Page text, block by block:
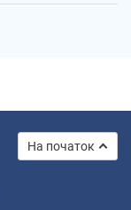
На початок